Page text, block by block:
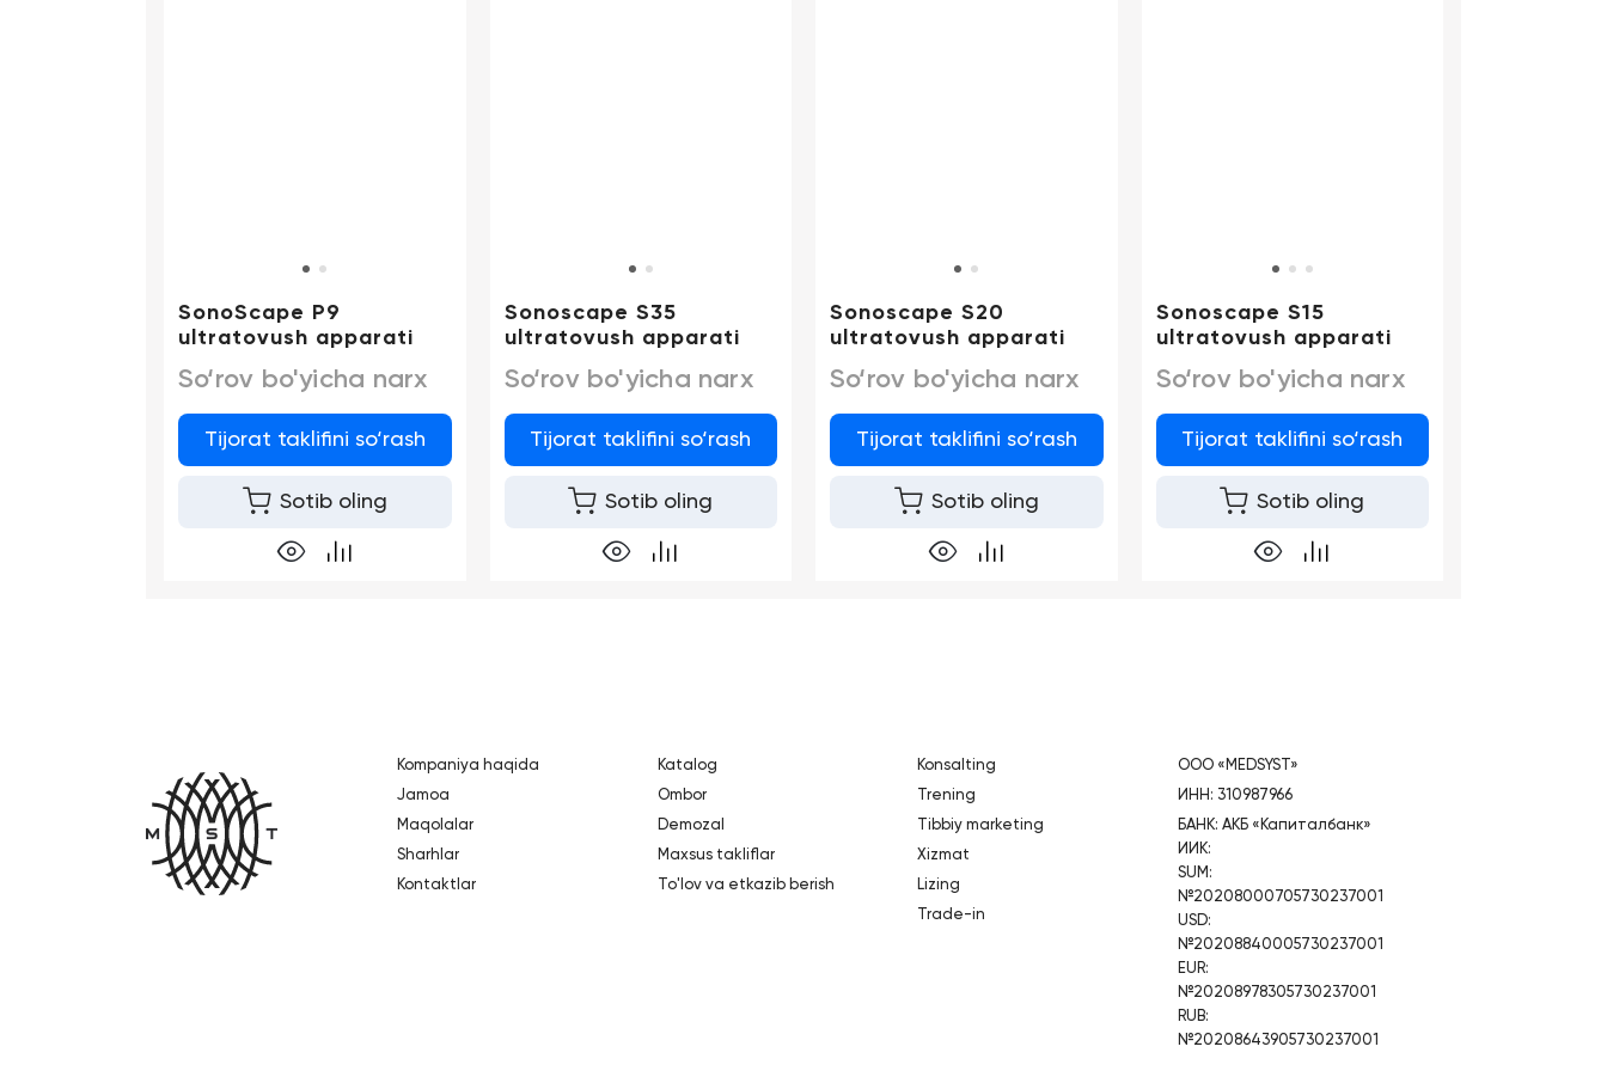
SonoScape P9
ultratovush apparati
So‘rov bo'yicha narx
Tijorat taklifini so‘rash
Sotib oling
Sonoscape S35
ultratovush apparati
So‘rov bo'yicha narx
Tijorat taklifini so‘rash
Sotib oling
Sonoscape S20
ultratovush apparati
So‘rov bo'yicha narx
Tijorat taklifini so‘rash
Sotib oling
Sonoscape S15
ultratovush apparati
So‘rov bo'yicha narx
Tijorat taklifini so‘rash
Sotib oling
Kompaniya haqida
Jamoa
Maqolalar
Sharhlar
Kontaktlar
Katalog
Ombor
Demozal
Maxsus takliflar
To'lov va etkazib berish
Konsalting
Trening
Tibbiy marketing
Xizmat
Lizing
Trade-in
ООО «MEDSYST»
ИНН: 310987966
БАНК: АКБ «Капиталбанк»
ИИК:
SUM:
№20208000705730237001
USD:
№20208840005730237001
EUR:
№20208978305730237001
RUB:
№20208643905730237001